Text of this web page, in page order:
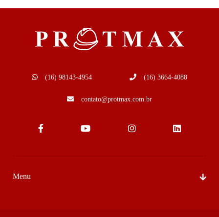
(16) 98143-4954 (16) 3664-4088
contato@protmax.com.br
Menu